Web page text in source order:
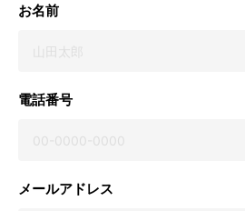
お名前
電話番号
メールアドレス